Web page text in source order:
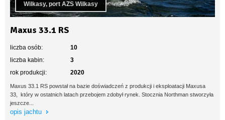
Wilkasy, port AZS Wilkasy
Maxus 33.1 RS
liczba osób:
10
liczba kabin:
3
rok produkcji:
2020
Maxus 33.1 RS powstał na bazie doświadczeń z produkcji i eksploatacji Maxusa
33, który w ostatnich latach przebojem zdobył rynek. Stocznia Northman stworzyła
jeszcze...
opis jachtu